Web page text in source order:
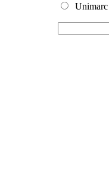
Unimarc